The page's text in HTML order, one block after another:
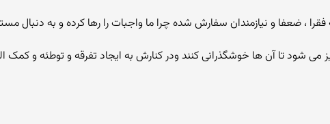
، ضعفا و نیازمندان سفارش شده چرا ما واجبات را رها کرده و به دنبال
می شود تا آن ها خوشگذرانی کنند ودر کنارش به ایجاد تفرقه و توطئه و کمک